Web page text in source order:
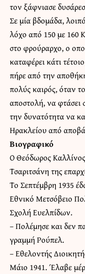
τον ξάφνιασε
Σε μία βδομάδα,
λόχο από 150 με 160
στο φρούραρχο, ο
καταφέρει κάτι
πήρε από την
πολύς καιρός, όταν
αποστολή, να φτάσει
την δυνατότητα να
Ηρακλείου από
Βιογραφικό
Ο Θεόδωρος
Τσαριτσάνη της
Το Σεπτέμβρη 1935
Εθνικό Μετσόβειο
Σχολή Ευελπίδων.
– Πολέμησε και δεν
γραμμή Ρούπελ.
– Εθελοντής
Μάιο 1941. Έλαβε